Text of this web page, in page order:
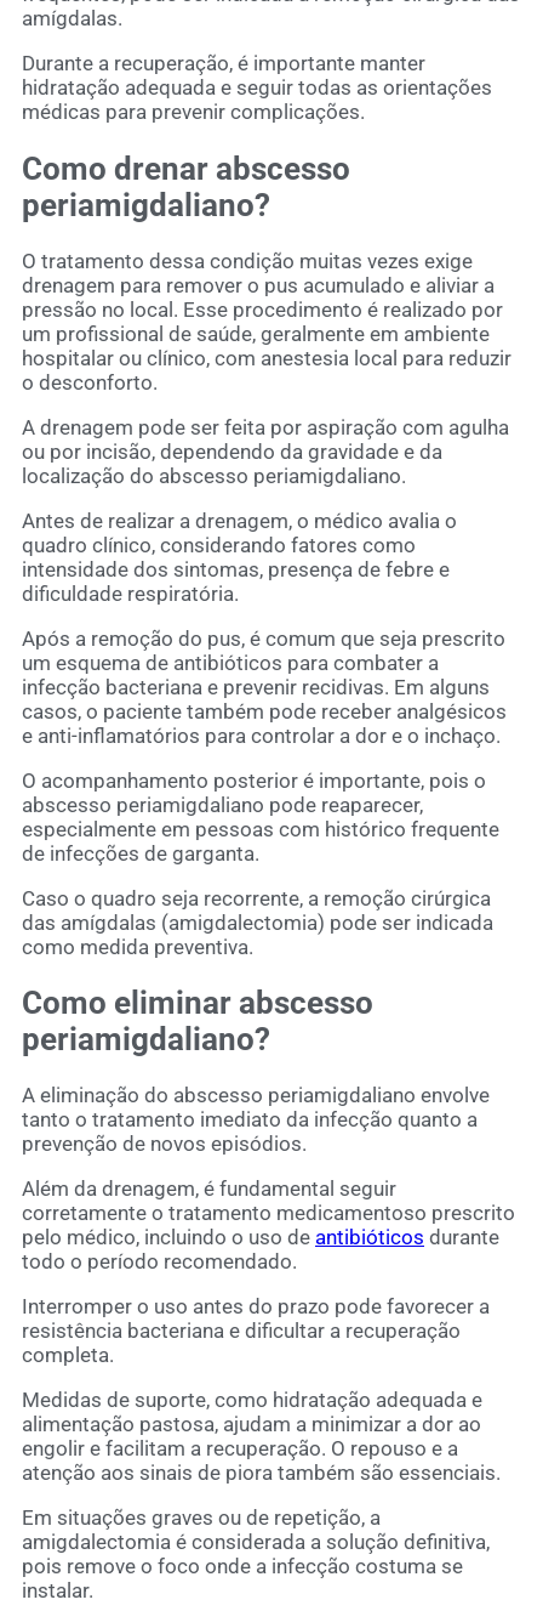
amígdalas.
Durante a recuperação, é importante manter
hidratação adequada e seguir todas as orientações
médicas para prevenir complicações.
Como drenar abscesso
periamigdaliano?
O tratamento dessa condição muitas vezes exige
drenagem para remover o pus acumulado e aliviar a
pressão no local. Esse procedimento é realizado por
um profissional de saúde, geralmente em ambiente
hospitalar ou clínico, com anestesia local para reduzir
o desconforto.
A drenagem pode ser feita por aspiração com agulha
ou por incisão, dependendo da gravidade e da
localização do abscesso periamigdaliano.
Antes de realizar a drenagem, o médico avalia o
quadro clínico, considerando fatores como
intensidade dos sintomas, presença de febre e
dificuldade respiratória.
Após a remoção do pus, é comum que seja prescrito
um esquema de antibióticos para combater a
infecção bacteriana e prevenir recidivas. Em alguns
casos, o paciente também pode receber analgésicos
e anti-inflamatórios para controlar a dor e o inchaço.
O acompanhamento posterior é importante, pois o
abscesso periamigdaliano pode reaparecer,
especialmente em pessoas com histórico frequente
de infecções de garganta.
Caso o quadro seja recorrente, a remoção cirúrgica
das amígdalas (amigdalectomia) pode ser indicada
como medida preventiva.
Como eliminar abscesso
periamigdaliano?
A eliminação do abscesso periamigdaliano envolve
tanto o tratamento imediato da infecção quanto a
prevenção de novos episódios.
Além da drenagem, é fundamental seguir
corretamente o tratamento medicamentoso prescrito
pelo médico, incluindo o uso de antibióticos durante
todo o período recomendado.
Interromper o uso antes do prazo pode favorecer a
resistência bacteriana e dificultar a recuperação
completa.
Medidas de suporte, como hidratação adequada e
alimentação pastosa, ajudam a minimizar a dor ao
engolir e facilitam a recuperação. O repouso e a
atenção aos sinais de piora também são essenciais.
Em situações graves ou de repetição, a
amigdalectomia é considerada a solução definitiva,
pois remove o foco onde a infecção costuma se
instalar.